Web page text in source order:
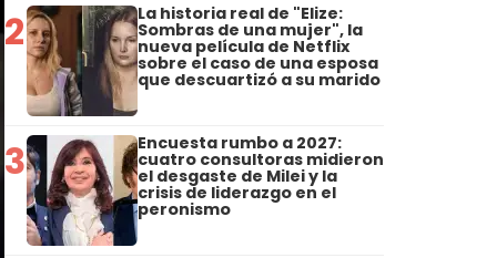
2 La historia real de "Elize:
Sombras de una mujer", la
nueva película de Netflix
sobre el caso de una esposa
que descuartizó a su marido
3 Encuesta rumbo a 2027:
cuatro consultoras midieron
el desgaste de Milei y la
crisis de liderazgo en el
peronismo